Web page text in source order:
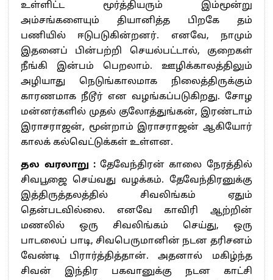
உள்ளிட்ட மூர்த்தியரும் இம்மூன்று
அம்சங்களையும் தியானித்த பிறகே தம்
பணியில் ஈடுபடுகின்றனர். எனவே, நாமும்
இதனைப் பின்பற்றி செயல்பட்டால், குறைகள்
நீங்கி இன்பம் பெறலாம். ஊழிக்காலத்திலும்
அழியாது நெடுங்காலமாக நிலைத்திருக்கும்
காரணமாக நீடூர் என வழங்கப்படுகிறது. சோழ
மன்னர்களில் முதல் குலோத்துங்கன், இரண்டாம்
இராசராஜன், மூன்றாம் இராசராஜன் ஆகியோர்
காலக் கல்வெட்டுக்கள் உள்ளன.
தல வரலாறு :தேவேந்திரன் காலை நேரத்தில்
சிவபூஜை செய்வது வழக்கம். தேவேந்திரனுக்கு
இத்திருத்தலத்தில் சிவலிங்கம் ஏதும்
தென்படவில்லை. எனவே காவிரி ஆற்றின்
மணலில் ஒரு சிவலிங்கம் செய்து, ஒரு
பாடலைப் பாடி, சிவபெருமானின் நடன தரிசனம்
வேண்டி பிரார்த்தித்தான். அதனால் மகிழ்ந்த
சிவன் இந்திர பகவானுக்கு நடன காட்சி